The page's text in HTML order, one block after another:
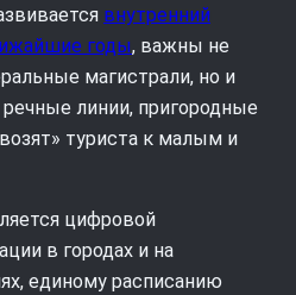
внутренний
годы, важны не
магистрали, но и
линии, пригородные
туриста к малым и
цифровой
в городах и на
единому расписанию